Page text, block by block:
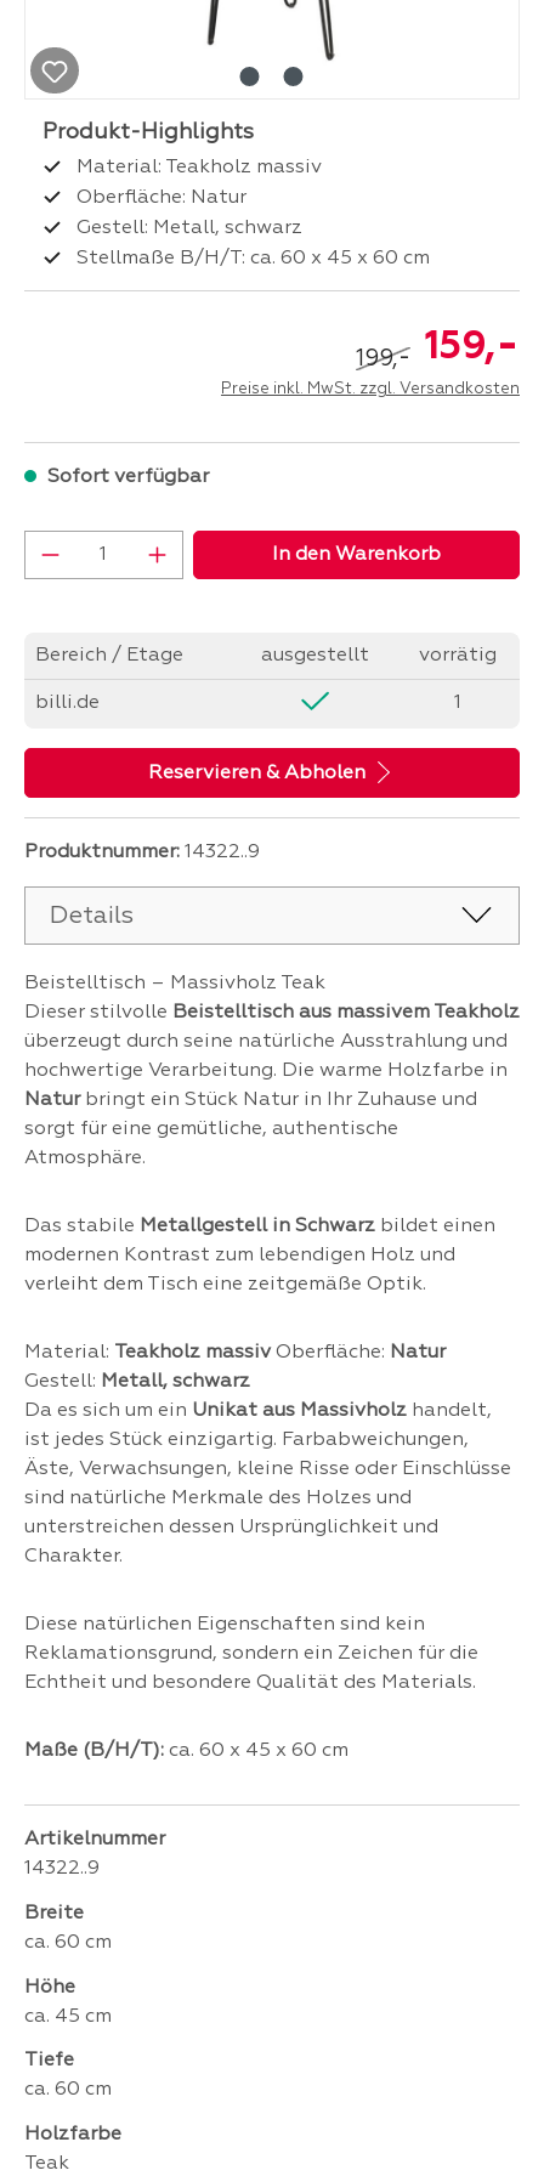
Material: Teakholz massiv
Oberfläche: Natur
Gestell: Metall, schwarz
Stellmaße B/H/T: ca. 60 x 45 x 60 cm
199,- 159,-
Preise inkl. MwSt. zzgl. Versandkosten
Sofort verfügbar
Produkt Anzahl: Gib den gewünschten
In den Warenkorb
Bereich / Etage ausgestellt vorrätig
billi.de 1
Reservieren & Abholen
Produktnummer: 14322..9
Details
Beistelltisch – Massivholz Teak
Dieser stilvolle Beistelltisch aus massivem Teakholz
überzeugt durch seine natürliche Ausstrahlung und
hochwertige Verarbeitung. Die warme Holzfarbe in
Naturbringt ein Stück Natur in Ihr Zuhause und
sorgt für eine gemütliche, authentische
Atmosphäre.
Das stabile Metallgestell in Schwarz bildet einen
modernen Kontrast zum lebendigen Holz und
verleiht dem Tisch eine zeitgemäße Optik.
Material: Teakholz massivOberfläche: Natur
Gestell: Metall, schwarz
Da es sich um ein Unikat aus Massivholz handelt,
ist jedes Stück einzigartig. Farbabweichungen,
Äste, Verwachsungen, kleine Risse oder Einschlüsse
sind natürliche Merkmale des Holzes und
unterstreichen dessen Ursprünglichkeit und
Charakter.
Diese natürlichen Eigenschaften sind kein
Reklamationsgrund, sondern ein Zeichen für die
Echtheit und besondere Qualität des Materials.
Maße (B/H/T): ca. 60 x 45 x 60 cm
Artikelnummer
14322..9
Breite
ca. 60 cm
Höhe
ca. 45 cm
Tiefe
ca. 60 cm
Holzfarbe
Teak